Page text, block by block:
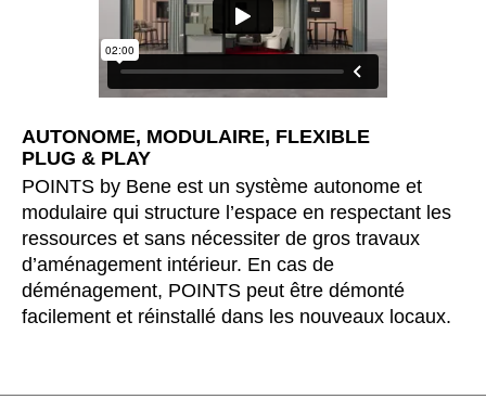
Tanzanie(TZ)
(TW)
Thaïlande(TH)
Tunisien(TN)
Ukraine(UA)
Égypte(EG)
Émirats arabes unis
AUTONOME, MODULAIRE, FLEXIBLE
PLUG & PLAY
POINTS by Bene est un système autonome et
modulaire qui structure l’espace en respectant les
ressources et sans nécessiter de gros travaux
d’aménagement intérieur. En cas de
déménagement, POINTS peut être démonté
facilement et réinstallé dans les nouveaux locaux.